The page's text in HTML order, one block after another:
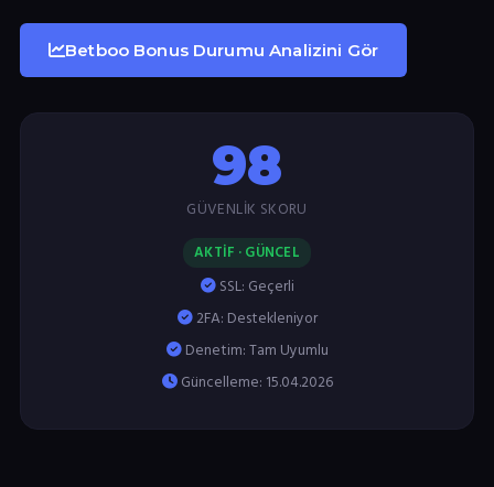
Betboo Bonus Durumu Analizini Gör
98
GÜVENLIK SKORU
AKTİF · GÜNCEL
SSL: Geçerli
2FA: Destekleniyor
Denetim: Tam Uyumlu
Güncelleme: 15.04.2026